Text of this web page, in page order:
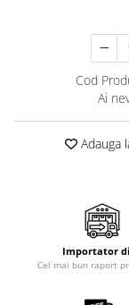
Cap minirosa
Cap orhidee
Crengi decorative
Ghirlande
Flori artificiale la
Verdeata decorativa
Cod
Ai
Adauga
Importator
Cel mai bun raport